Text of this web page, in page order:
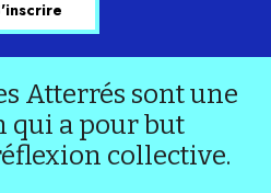
Atterrés sont une
qui a pour but
collective.